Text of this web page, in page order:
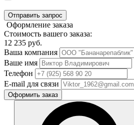
Отправить запрос
Оформление заказа
Стоимость вашего заказа:
12 235 руб.
Ваша компания
Ваше имя
Телефон
E-mail для связи
Оформить заказ